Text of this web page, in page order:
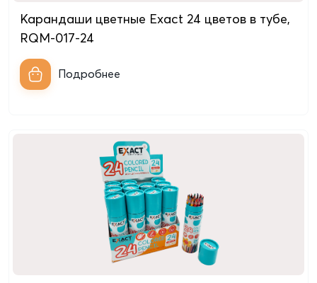
Карандаши цветные Exact 24 цветов в тубе,
RQM-017-24
Подробнее